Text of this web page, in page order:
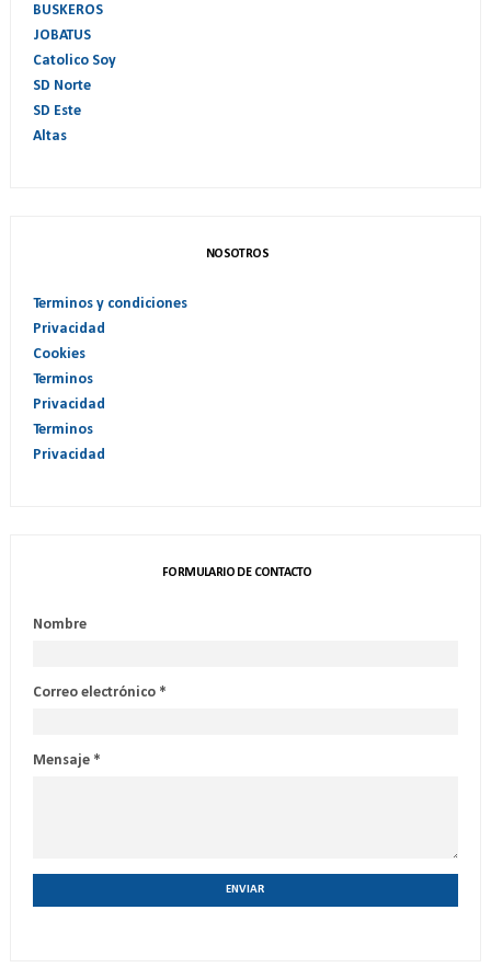
BUSKEROS
JOBATUS
Catolico Soy
SD Norte
SD Este
Altas
NOSOTROS
Terminos y condiciones
Privacidad
Cookies
Terminos
Privacidad
Terminos
Privacidad
FORMULARIO DE CONTACTO
Nombre
Correo electrónico *
Mensaje *